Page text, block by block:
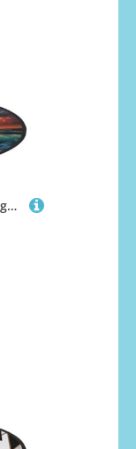
BREAUX Ozean Sonnenuntergang Landschaft Druck Halloween Hexe und Zauberer Hut Hexenkostüm für Themendekoration Halloween Party